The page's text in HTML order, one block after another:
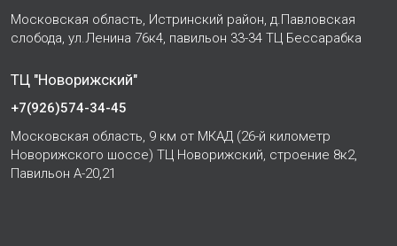
Московская область, Истринский район, д.Павловская
слобода, ул.Ленина 76к4, павильон 33-34 ТЦ Бессарабка
ТЦ "Новорижский"
+7(926)574-34-45
Московская область, 9 км от МКАД (26-й километр
Новорижского шоссе) ТЦ Новорижский, строение 8к2,
Павильон А-20,21